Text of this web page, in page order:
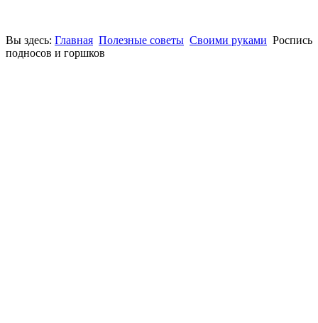
Вы здесь: Главная Полезные советы Своими руками Роспись
подносов и горшков